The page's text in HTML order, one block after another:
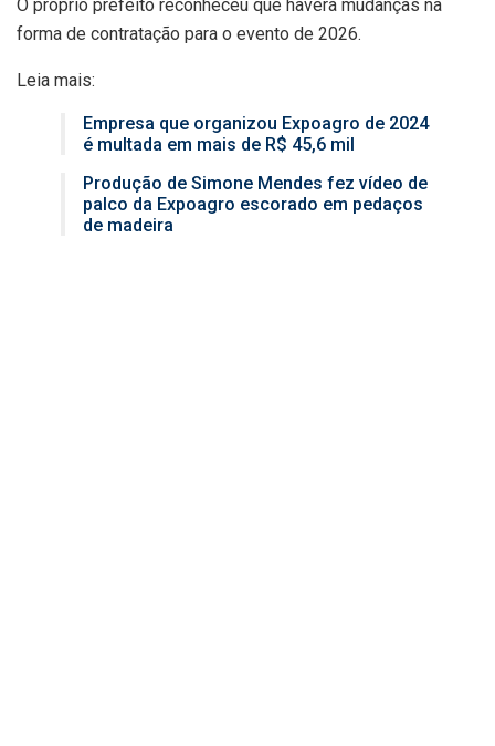
O próprio prefeito reconheceu que haverá mudanças na
forma de contratação para o evento de 2026.
Leia mais:
Empresa que organizou Expoagro de 2024
é multada em mais de R$ 45,6 mil
Produção de Simone Mendes fez vídeo de
palco da Expoagro escorado em pedaços
de madeira